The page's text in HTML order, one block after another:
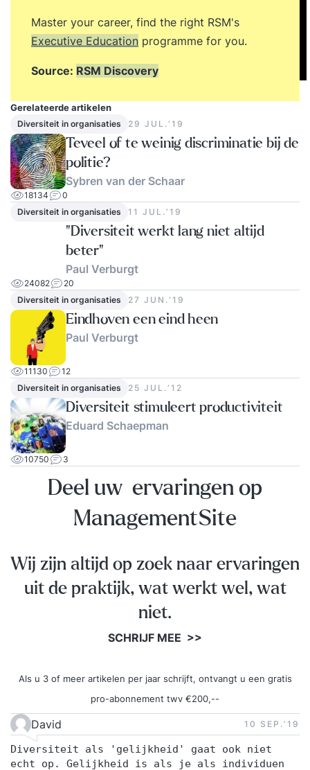
Master your career, find the right RSM's
Executive Education programme for you.
Source: RSM Discovery
Gerelateerde artikelen
Diversiteit in organisaties 29 JUL.‘19
Teveel of te weinig discriminatie bij de
politie?
Sybren van der Schaar
18134
0
Diversiteit in organisaties
11 JUL.‘19
"Diversiteit werkt lang niet altijd
beter"
Paul Verburgt
24082
20
Diversiteit in organisaties
27 JUN.‘19
Eindhoven een eind heen
Paul Verburgt
11130
12
Diversiteit in organisaties
25 JUL.‘12
Diversiteit stimuleert productiviteit
Eduard Schaepman
10750 3
Deel uw ervaringen op
ManagementSite
Wij zijn altijd op zoek naar ervaringen
uit de praktijk, wat werkt wel, wat
niet.
SCHRIJF MEE >>
Als u 3 of meer artikelen per jaar schrijft, ontvangt u een gratis
pro-abonnement twv €200,--
David 10 SEP.‘19
Diversiteit als 'gelijkheid' gaat ook niet
echt op. Gelijkheid is als je als individuen